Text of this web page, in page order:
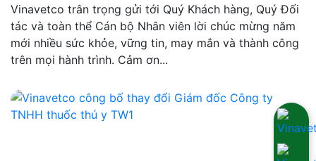
Vinavetco trân trọng gửi tới Quý Khách hàng, Quý Đối
tác và toàn thể Cán bộ Nhân viên lời chúc mừng năm
mới nhiều sức khỏe, vững tin, may mắn và thành công
trên mọi hành trình. Cảm ơn...